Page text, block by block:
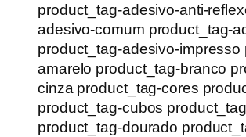
product_tag-adesivo-anti-
adesivo-comum product_tag-
product_tag-adesivo-impresso
amarelo product_tag-branco
cinza product_tag-cores
product_tag-cubos
product_tag-dourado